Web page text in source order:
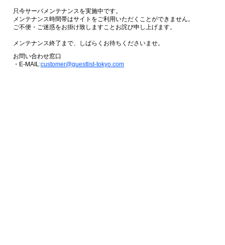
只今サーバメンテナンスを実施中です。
メンテナンス時間帯はサイトをご利用いただくことができません。
ご不便・ご迷惑をお掛け致しますことお詫び申し上げます。
メンテナンス終了まで、しばらくお待ちくださいませ。
お問い合わせ窓口
・E-MAIL:customer@guestlist-tokyo.com